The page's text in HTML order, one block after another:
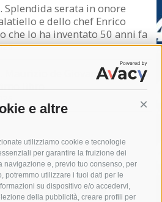
e altre
utilizziamo cookie e tecnologie
per garantire la fruizione dei
navigazione e, previo tuo consenso, per
potremmo utilizzare i tuoi dati per le
su dispositivo e/o accedervi,
della pubblicità, creare profili per
Splendida serata in onore
e dello chef Enrico
che lo ha inventato 50 anni fa
Maurizio de Giovanni presenta
campanella
arresto